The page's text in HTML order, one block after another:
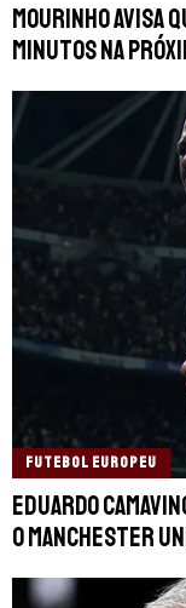
Mourinho avisa
minutos na
FUTEBOL EUROPEU
Eduardo
o Manchester